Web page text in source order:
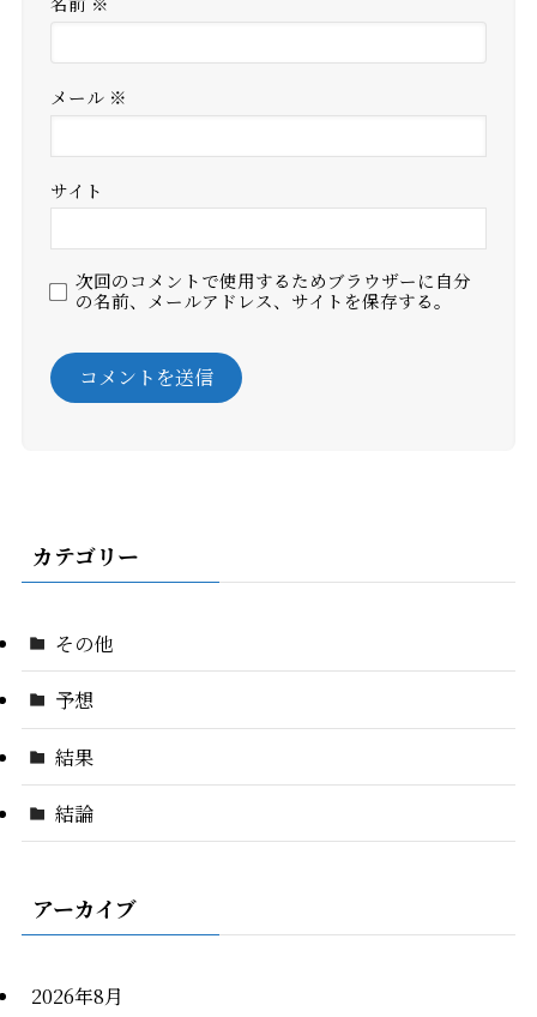
メール ※
サイト
次回のコメントで使用するためブラウザーに自分
の名前、メールアドレス、サイトを保存する。
カテゴリー
その他
予想
結果
結論
アーカイブ
2026年8月